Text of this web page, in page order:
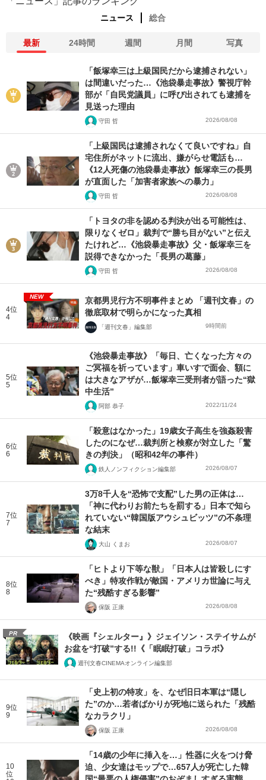
ニュース 総合
最新 24時間 週間 月間 写真
「飯塚幸三は上級国民だから逮捕されない」
は間違いだった…《池袋暴走事故》警視庁幹
部が「自民党議員」に呼び出されても逮捕を
見送った理由
守田 哲 2026/08/08
「上級国民は逮捕されなくて良いですね」自
宅住所がネットに流出、嫌がらせ電話も…
《12人死傷の池袋暴走事故》飯塚幸三の長男
が直面した「加害者家族への暴力」
守田 哲 2026/08/08
「トヨタの非を認める判決が出る可能性は、
限りなくゼロ」裁判で“勝ち目がない”と伝え
たけれど…《池袋暴走事故》父・飯塚幸三を
説得できなかった「長男の葛藤」
守田 哲 2026/08/08
4位
4
NEW
京都男児行方不明事件まとめ 「週刊文春」の
徹底取材で明らかになった真相
「週刊文春」編集部 9時間前
5位
5
《池袋暴走事故》「毎日、亡くなった方々の
ご冥福を祈っています」車いすで面会、額に
は大きなアザが…飯塚幸三受刑者が語った“獄
中生活”
阿部 恭子 2022/11/24
6位
6
「殺意はなかった」19歳女子高生を強姦殺害
したのになぜ…裁判所と検察が対立した「驚
きの判決」（昭和42年の事件）
鉄人ノンフィクション編集部 2026/08/07
7位
7
3万8千人を“恐怖で支配”した男の正体は…
「神に代わりお前たちを罰する」日本で知ら
れていない“韓国版アウシュビッツ”の不条理
な結末
大山 くまお 2026/08/07
8位
8
「ヒトより下等な獣」「日本人は皆殺しにす
べき」特攻作戦が敵国・アメリカ世論に与え
た“残酷すぎる影響”
保阪 正康 2026/08/08
PR
《映画『シェルター』》ジェイソン・ステイサムが
お盆を“打破”する!!《「眠眠打破」コラボ》
週刊文春CINEMAオンライン編集部
9位
9
「史上初の特攻」を、なぜ旧日本軍は“隠し
た”のか…若者ばかりが死地に送られた「残酷
なカラクリ」
保阪 正康 2026/08/08
10
位
「14歳の少年に挿入を…」性器に火をつけ脅
迫、少女達はモップで…657人が死亡した韓